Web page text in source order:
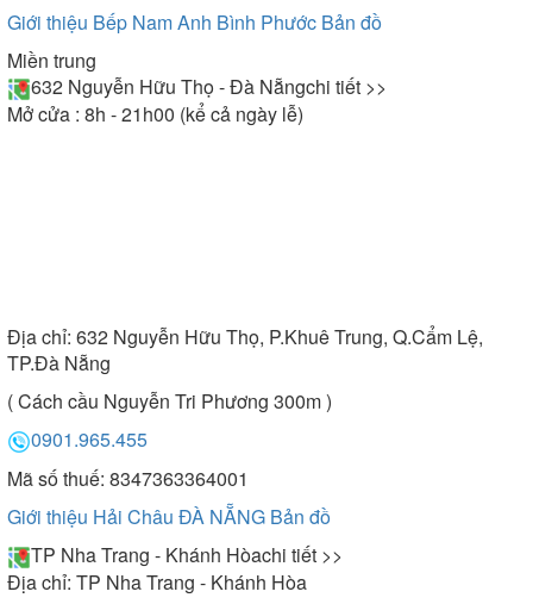
Giới thiệu Bếp Nam Anh Bình Phước Bản đồ
Miền trung
632 Nguyễn Hữu Thọ - Đà Nẵngchi tiết >>
Mở cửa : 8h - 21h00 (kể cả ngày lễ)
Địa chỉ: 632 Nguyễn Hữu Thọ, P.Khuê Trung, Q.Cẩm Lệ,
TP.Đà Nẵng
( Cách cầu Nguyễn Tri Phương 300m )
0901.965.455
Mã số thuế: 8347363364001
Giới thiệu Hải Châu ĐÀ NẴNG Bản đồ
TP Nha Trang - Khánh Hòachi tiết >>
Địa chỉ: TP Nha Trang - Khánh Hòa